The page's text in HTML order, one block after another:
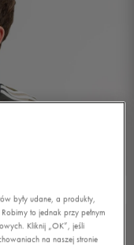
były udane, a produkty,
to jednak przy pełnym
Kliknij „OK”, jeśli
na naszej stronie